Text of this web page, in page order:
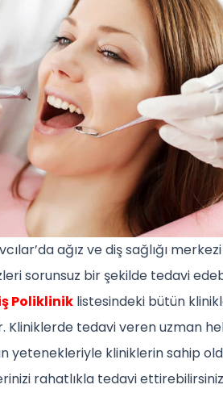
ağız ve diş sağlığı
sorunsuz bir şekilde tedavi
Poliklinik listesindeki bütün
Kliniklerde tedavi veren uzman
yetenekleriyle kliniklerin sahip
rahatlıkla tedavi